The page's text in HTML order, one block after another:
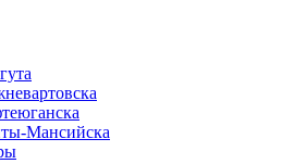
Мансийска